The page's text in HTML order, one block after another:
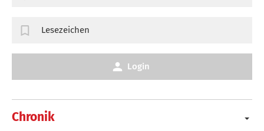
Chronik
Lesezeichen
Login